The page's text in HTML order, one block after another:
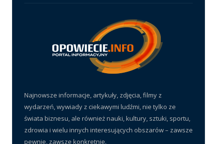
Najnowsze informacje, artykuły, zdjęcia, filmy z
wydarzeń, wywiady z ciekawymi ludźmi, nie tylko ze
świata biznesu, ale również nauki, kultury, sztuki, sportu,
zdrowia i wielu innych interesujących obszarów – zawsze
pewnie, zawsze konkretnie.